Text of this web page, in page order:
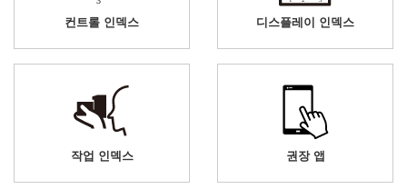
컨트롤 인덱스 디스플레이 인덱스
작업 인덱스 권장 앱